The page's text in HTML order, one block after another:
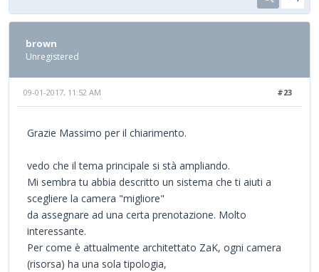
brown
Unregistered
#23
09-01-2017, 11:52 AM
Grazie Massimo per il chiarimento.
vedo che il tema principale si stà ampliando.
Mi sembra tu abbia descritto un sistema che ti aiuti a
scegliere la camera "migliore"
da assegnare ad una certa prenotazione. Molto
interessante.
Per come è attualmente architettato ZaK, ogni camera
(risorsa) ha una sola tipologia,